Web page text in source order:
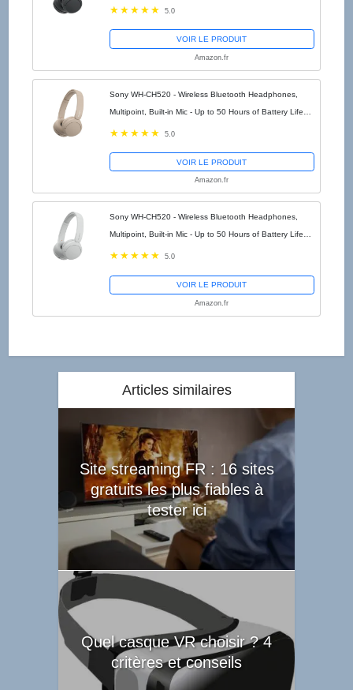
and Fast Charge - Black
5.0
VOIR LE PRODUIT
Amazon.fr
Sony WH-CH520 - Wireless Bluetooth Headphones,
Multipoint, Built-in Mic - Up to 50 Hours of Battery Life
and Fast Charge - Beige
5.0
VOIR LE PRODUIT
Amazon.fr
Sony WH-CH520 - Wireless Bluetooth Headphones,
Multipoint, Built-in Mic - Up to 50 Hours of Battery Life
and Fast Charge - White
5.0
VOIR LE PRODUIT
Amazon.fr
Articles similaires
Site streaming FR : 16 sites
gratuits les plus fiables à
tester ici
Quel casque VR choisir ? 4
critères et conseils